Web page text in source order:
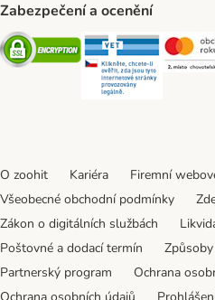
Zabezpečení a ocenění
Security Security
O zoohit Kariéra Firemní
Všeobecné obchodní podmínky
Zákon o digitálních službách
Poštovné a dodací termín
Partnerský program
Ochrana